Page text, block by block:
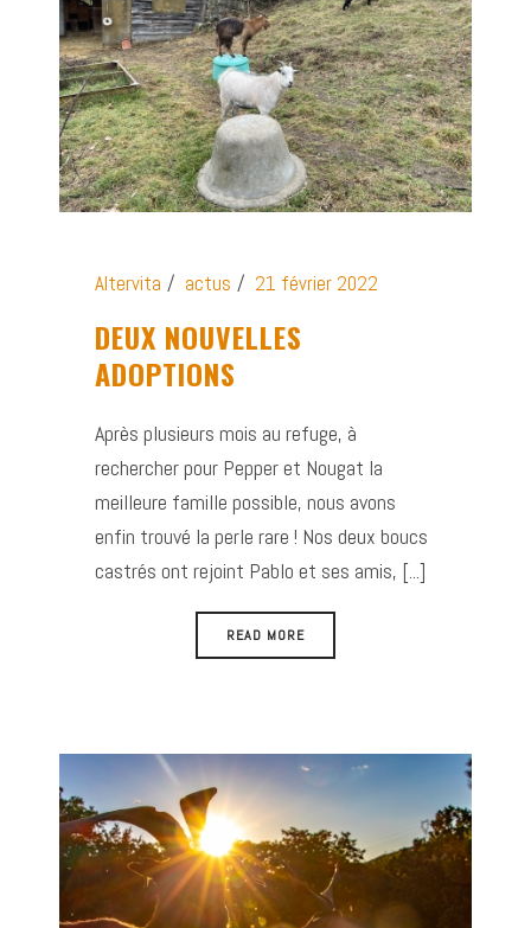
Altervita actus 21 février 2022
DEUX NOUVELLES
ADOPTIONS
Après plusieurs mois au refuge, à
rechercher pour Pepper et Nougat la
meilleure famille possible, nous avons
enfin trouvé la perle rare ! Nos deux boucs
castrés ont rejoint Pablo et ses amis, [...]
READ MORE